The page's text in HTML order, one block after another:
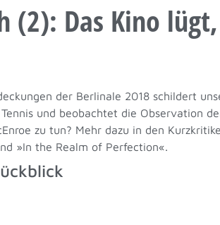
(2): Das Kino
der Berlinale 2018 schildert
und beobachtet die Observation
zu tun? Mehr dazu in den
»In the Realm of Perfection«.